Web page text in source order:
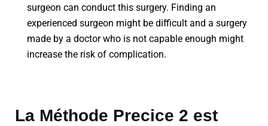
surgeon can conduct this surgery. Finding an
experienced surgeon might be difficult and a surgery
made by a doctor who is not capable enough might
increase the risk of complication.
La Méthode Precice 2 est